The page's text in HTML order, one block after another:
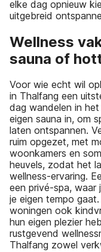
elke dag opnieuw
uitgebreid
Wellness
sauna of
Voor wie echt wil
in Thalfang een
dag wandelen in
eigen sauna in, om
laten ontspannen.
ruim opgezet, met
woonkamers en
heuvels, zodat het
wellness-ervaring.
een privé-spa, waar
je eigen tempo
woningen ook
hun eigen plezier
rustgevend
Thalfang zowel